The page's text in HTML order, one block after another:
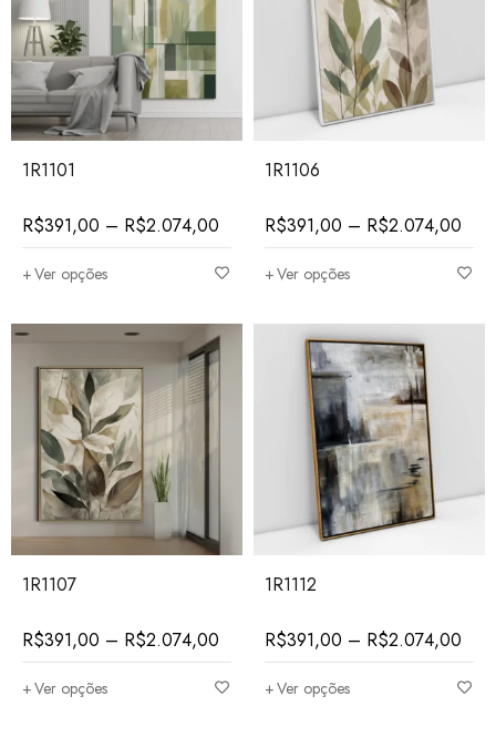
1R1101
R$391,00 – R$2.074,00
Ver opções
1R1106
R$391,00 – R$2.074,00
Ver opções
1R1107
R$391,00 – R$2.074,00
Ver opções
1R1112
R$391,00 – R$2.074,00
Ver opções